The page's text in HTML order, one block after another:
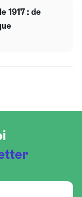
1917 : de